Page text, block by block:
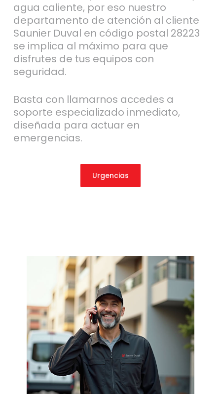
agua caliente, por eso nuestro
departamento de atención al cliente
Saunier Duval en código postal 28223
se implica al máximo para que
disfrutes de tus equipos con
seguridad.
Basta con llamarnos accedes a
soporte especializado inmediato,
diseñada para actuar en
emergencias.
Urgencias